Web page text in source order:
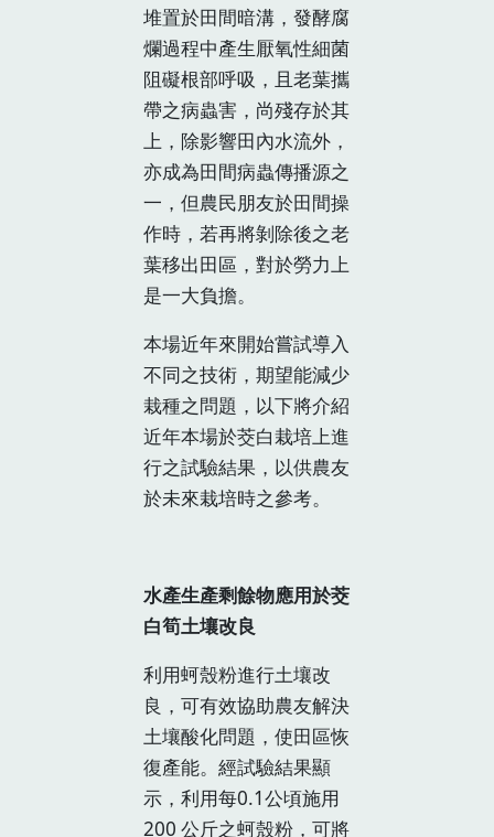
堆置於田間暗溝，發酵腐
爛過程中產生厭氧性細菌
阻礙根部呼吸，且老葉攜
帶之病蟲害，尚殘存於其
上，除影響田內水流外，
亦成為田間病蟲傳播源之
一，但農民朋友於田間操
作時，若再將剝除後之老
葉移出田區，對於勞力上
是一大負擔。
本場近年來開始嘗試導入
不同之技術，期望能減少
栽種之問題，以下將介紹
近年本場於茭白栽培上進
行之試驗結果，以供農友
於未來栽培時之參考。
水產生產剩餘物應用於茭
白筍土壤改良
利用蚵殼粉進行土壤改
良，可有效協助農友解決
土壤酸化問題，使田區恢
復產能。經試驗結果顯
示，利用每0.1公頃施用
200 公斤之蚵殼粉，可將